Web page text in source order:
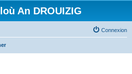
An DROUIZIG
Connexion